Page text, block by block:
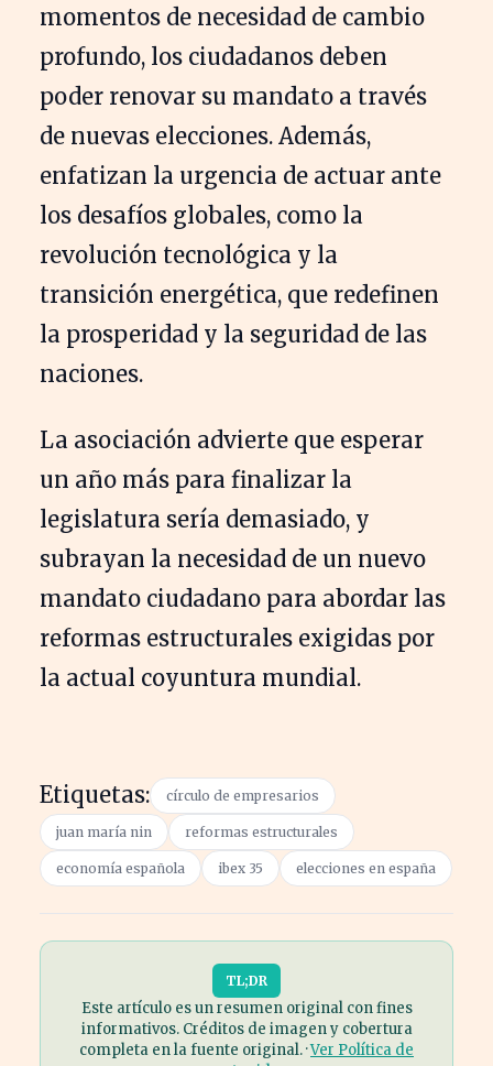
momentos de necesidad de cambio
profundo, los ciudadanos deben
poder renovar su mandato a través
de nuevas elecciones. Además,
enfatizan la urgencia de actuar ante
los desafíos globales, como la
revolución tecnológica y la
transición energética, que redefinen
la prosperidad y la seguridad de las
naciones.
La asociación advierte que esperar
un año más para finalizar la
legislatura sería demasiado, y
subrayan la necesidad de un nuevo
mandato ciudadano para abordar las
reformas estructurales exigidas por
la actual coyuntura mundial.
Etiquetas: círculo de empresarios
juan maría nin reformas estructurales
economía española ibex 35 elecciones en españa
TL;DR
Este artículo es un resumen original con fines
informativos. Créditos de imagen y cobertura
completa en la fuente original. ·Ver Política de